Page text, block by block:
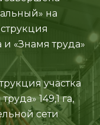
на
и «Знамя труда»
участка
149,1 га,
сети